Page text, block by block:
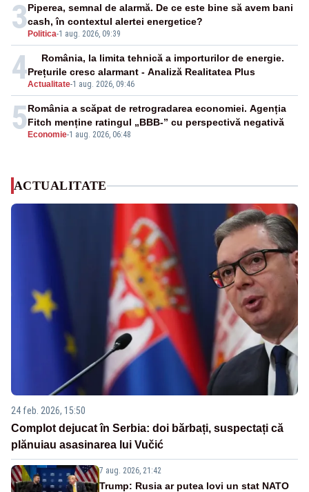
3 Politica-1 aug. 2026, 09:39
Piperea, semnal de alarmă. De ce este bine să avem bani
cash, în contextul alertei energetice?
4Actualitate-1 aug. 2026, 09:46
România, la limita tehnică a importurilor de energie.
Prețurile cresc alarmant - Analiză Realitatea Plus
5 Economie-1 aug. 2026, 06:48
România a scăpat de retrogradarea economiei. Agenția
Fitch menține ratingul „BBB-” cu perspectivă negativă
ACTUALITATE
24 feb. 2026, 15:50
Complot dejucat în Serbia: doi bărbați, suspectați că
plănuiau asasinarea lui Vučić
7 aug. 2026, 21:42
Trump: Rusia ar putea lovi un stat NATO